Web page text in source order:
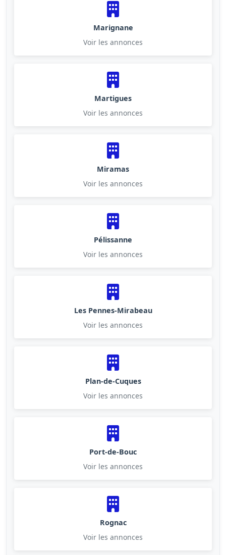
Marignane
Voir les annonces
Martigues
Voir les annonces
Miramas
Voir les annonces
Pélissanne
Voir les annonces
Les Pennes-Mirabeau
Voir les annonces
Plan-de-Cuques
Voir les annonces
Port-de-Bouc
Voir les annonces
Rognac
Voir les annonces